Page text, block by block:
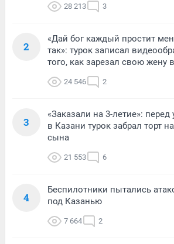
28 213 3
2
«Дай бог каждый простит
так»: турок записал
того, как зарезал свою жену
24 546 2
3
«Заказали на 3-летие»:
в Казани турок забрал торт
сына
21 553 6
4
Беспилотники пытались
под Казанью
7 664 2